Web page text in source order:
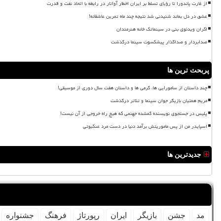
از غارت پاندورا تا رؤیای تسلط بر ایران اخطار آواتار در رابطه با اتحاد نفت و قدرت
عشق در دل بماند شنیدنی شد نتیجه چند ماه تمرین عاشقانه!
اکران ویدئوی بنی در سینماتک خانه هنرمندان
صدابردار و صداگذار پیشکسوت سینما درگذشت
پربحث ترین ها
چند داستان از سامورایی ها، گرمی ها و داستان هفت سال دوری از موسیقی!
مریم همتیان بازیگر جوان سینما و تئاتر درگذشت
پلیس در جستجوی نویسنده گمشده جهنمی که هیچ راه خروجی از آن نیست!
اسپایدر من از پس ماموریتش برآمد دنیا در دست مرد عنکبوتی
جدیدترین ها
مد جشن بازیگر ایران رپورتاژ فرهنگ جشنواره